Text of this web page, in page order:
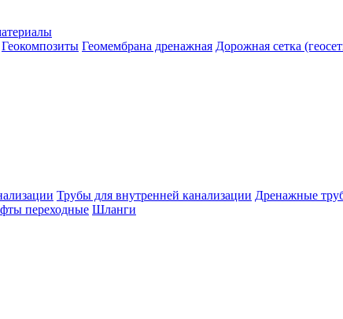
Геокомпозиты Геомембрана дренажная Дорожная сетка
Трубы для внутренней канализации Дренажные
переходные Шланги